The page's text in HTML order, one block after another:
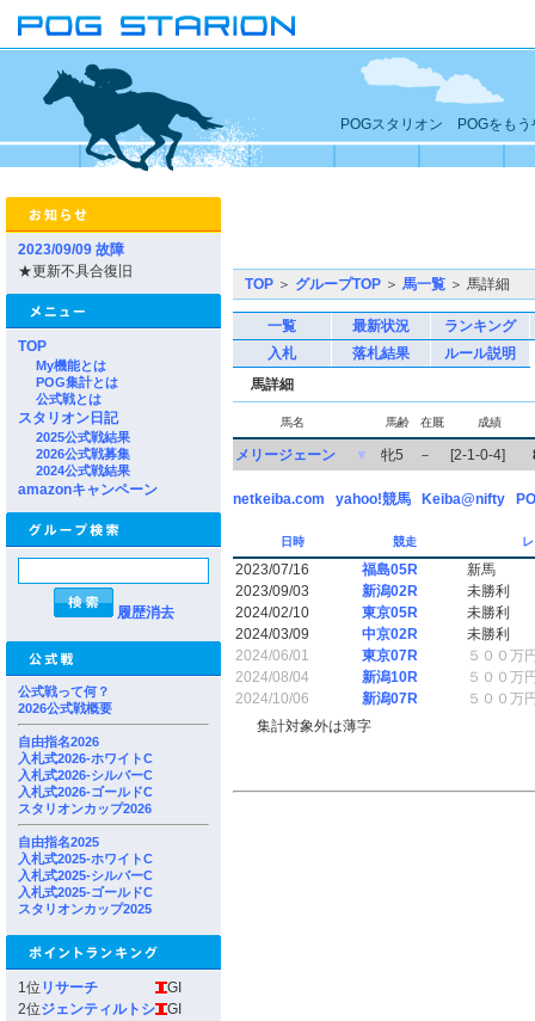
POGスタリオン POGをもう
2023/09/09 故障
★更新不具合復旧
TOP
My機能とは
POG集計とは
公式戦とは
スタリオン日記
2025公式戦結果
2026公式戦募集
2024公式戦結果
amazonキャンペーン
履歴消去
公式戦って何？
2026公式戦概要
自由指名2026
入札式2026-ホワイトC
入札式2026-シルバーC
入札式2026-ゴールドC
スタリオンカップ2026
自由指名2025
入札式2025-ホワイトC
入札式2025-シルバーC
入札式2025-ゴールドC
スタリオンカップ2025
1位 リサーチ
GI
2位ジェンティルトシ
GI
TOP ＞ グループTOP ＞ 馬一覧 ＞ 馬詳細
一覧 最新状況
ランキング
入札
落札結果
ルール説明
馬詳細
馬名 馬齢 在厩 成績
メリージェーン ▼ 牝5 － [2-1-0-4]
netkeiba.com yahoo!競馬 Keiba@nifty
日時 競走
2023/07/16 福島05R
新馬
2023/09/03
新潟02R
未勝利
2024/02/10
東京05R
未勝利
2024/03/09
中京02R
未勝利
2024/06/01
東京07R
５００万
2024/08/04
新潟10R
５００万
2024/10/06
新潟07R
５００万
集計対象外は薄字